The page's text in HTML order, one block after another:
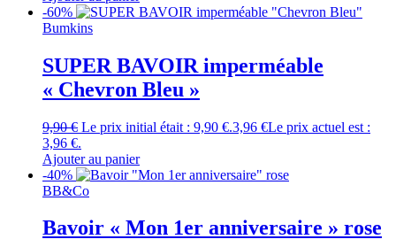
-60%
Bumkins
SUPER BAVOIR imperméable
« Chevron Bleu »
9,90€ Le prix initial était : 9,90 €.3,96 €Le prix actuel est :
3,96 €.
Ajouter au panier
-40%
BB&Co
Bavoir « Mon 1er anniversaire » rose